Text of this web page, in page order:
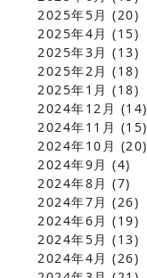
2025年5月 (20)
2025年4月 (15)
2025年3月 (13)
2025年2月 (18)
2025年1月 (18)
2024年12月 (14)
2024年11月 (15)
2024年10月 (20)
2024年9月 (4)
2024年8月 (7)
2024年7月 (26)
2024年6月 (19)
2024年5月 (13)
2024年4月 (26)